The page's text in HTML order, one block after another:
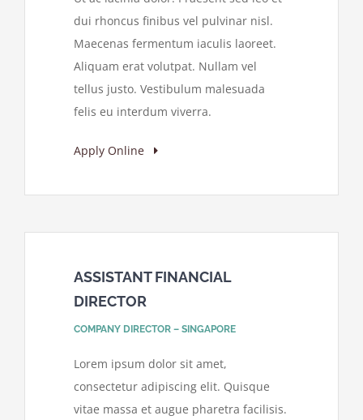
dui rhoncus finibus vel pulvinar nisl.
Maecenas fermentum iaculis laoreet.
Aliquam erat volutpat. Nullam vel
tellus justo. Vestibulum malesuada
felis eu interdum viverra.
Apply Online
ASSISTANT FINANCIAL
DIRECTOR
COMPANY DIRECTOR – SINGAPORE
Lorem ipsum dolor sit amet,
consectetur adipiscing elit. Quisque
vitae massa et augue pharetra facilisis.